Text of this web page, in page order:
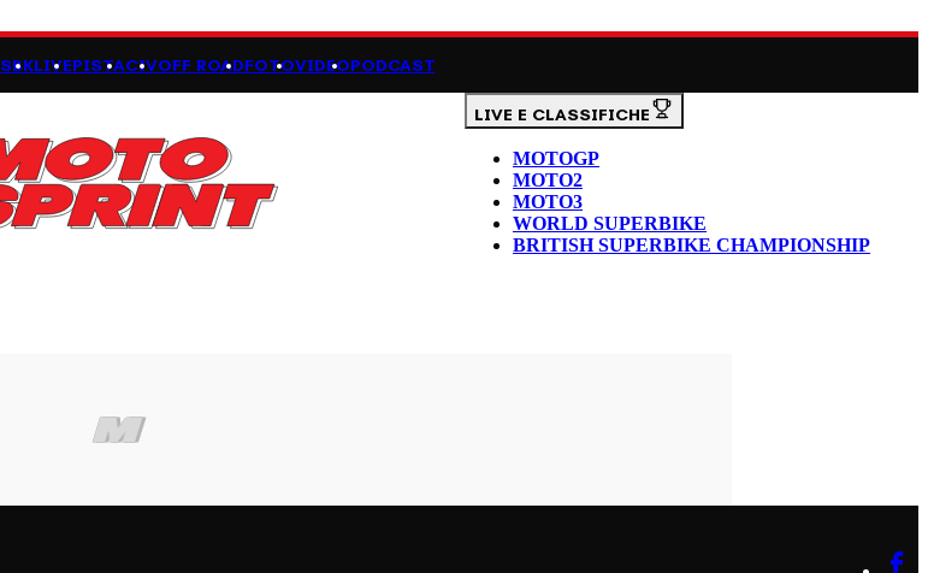
SBKLIVEPISTACIVOFF ROADFOTOVIDEOPODCAST
LIVE E CLASSIFICHE
MOTOGP
MOTO2
MOTO3
WORLD SUPERBIKE
BRITISH SUPERBIKE CHAMPIONSHIP